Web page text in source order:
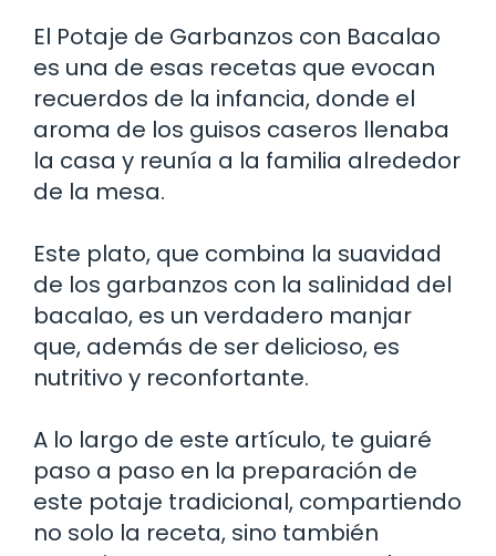
El Potaje de Garbanzos con Bacalao
es una de esas recetas que evocan
recuerdos de la infancia, donde el
aroma de los guisos caseros llenaba
la casa y reunía a la familia alrededor
de la mesa.
Este plato, que combina la suavidad
de los garbanzos con la salinidad del
bacalao, es un verdadero manjar
que, además de ser delicioso, es
nutritivo y reconfortante.
A lo largo de este artículo, te guiaré
paso a paso en la preparación de
este potaje tradicional, compartiendo
no solo la receta, sino también